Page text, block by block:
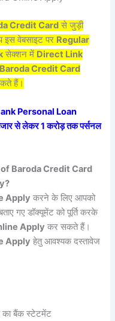
Credit Card से जुड़ी
इस वेबसाइट पर Regular
सेक्शन में Direct Link
Credit Card
हैं।
Personal Loan
से लेकर 1 करोड़ तक पर्सनल
Baroda Credit Card
Apply करने के लिए आपको
गए डॉक्यूमेंट को पूर्ति करके
Apply कर सकते हैं।
Apply हेतु आवश्यक दस्तावेज
बैंक स्टेटमेंट